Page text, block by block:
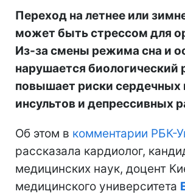
Переход на летнее или
может быть стрессом для
Из-за смены режима сна и
нарушается биологический
повышает риски сердечных
инсультов и депрессивных
Об этом в комментарии РБК-
рассказала кардиолог,
медицинских наук, доцент
медицинского университета